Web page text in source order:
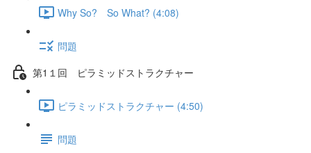
Why So? So What? (4:08)
問題
第1１回 ピラミッドストラクチャー
ピラミッドストラクチャー (4:50)
問題